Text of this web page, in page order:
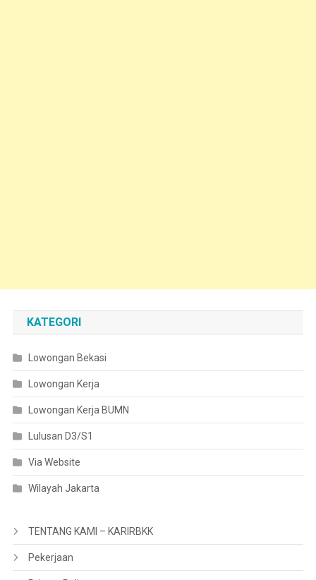
KATEGORI
Lowongan Bekasi
Lowongan Kerja
Lowongan Kerja BUMN
Lulusan D3/S1
Via Website
Wilayah Jakarta
TENTANG KAMI – KARIRBKK
Pekerjaan